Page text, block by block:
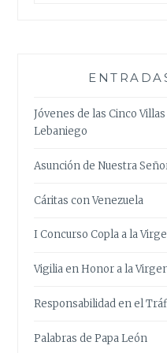
Jóvenes de las Cinco
Lebaniego
Asunción de Nuestra
Cáritas con Venezuela
I Concurso Copla a la
Vigilia en Honor a la
Responsabilidad en el
Palabras de Papa León